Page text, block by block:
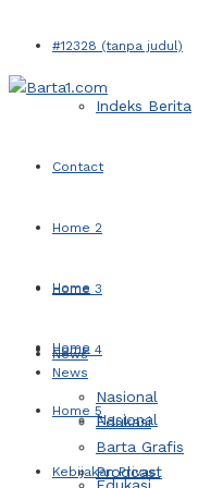
#12328 (tanpa judul)
Indeks Berita
Contact
Home 2
Home 3
Home 4
Home 5
Kebijakan Privasi
Home
News
Nasional
Home
News
Nasional
Edukasi
Barta Grafis
Prodcast